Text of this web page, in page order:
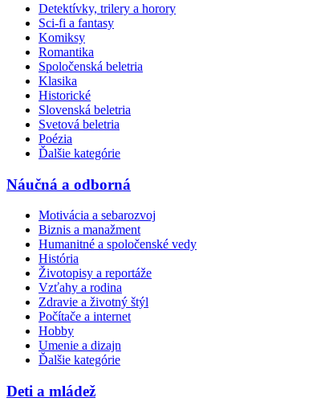
Detektívky, trilery a horory
Sci-fi a fantasy
Komiksy
Romantika
Spoločenská beletria
Klasika
Historické
Slovenská beletria
Svetová beletria
Poézia
Ďalšie kategórie
Náučná a odborná
Motivácia a sebarozvoj
Biznis a manažment
Humanitné a spoločenské vedy
História
Životopisy a reportáže
Vzťahy a rodina
Zdravie a životný štýl
Počítače a internet
Hobby
Umenie a dizajn
Ďalšie kategórie
Deti a mládež